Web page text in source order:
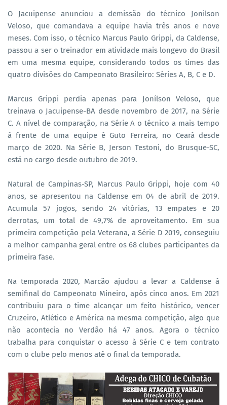
O Jacuipense anunciou a demissão do técnico Jonilson
Veloso, que comandava a equipe havia três anos e nove
meses. Com isso, o técnico Marcus Paulo Grippi, da Caldense,
passou a ser o treinador em atividade mais longevo do Brasil
em uma mesma equipe, considerando todos os times das
quatro divisões do Campeonato Brasileiro: Séries A, B, C e D.
Marcus Grippi perdia apenas para Jonílson Veloso, que
treinava o Jacuipense-BA desde novembro de 2017, na Série
C. A nível de comparação, na Série A o técnico a mais tempo
à frente de uma equipe é Guto Ferreira, no Ceará desde
março de 2020. Na Série B, Jerson Testoni, do Brusque-SC,
está no cargo desde outubro de 2019.
Natural de Campinas-SP, Marcus Paulo Grippi, hoje com 40
anos, se apresentou na Caldense em 04 de abril de 2019.
Acumula 57 jogos, sendo 24 vitórias, 13 empates e 20
derrotas, um total de 49,7% de aproveitamento. Em sua
primeira competição pela Veterana, a Série D 2019, conseguiu
a melhor campanha geral entre os 68 clubes participantes da
primeira fase.
Na temporada 2020, Marcão ajudou a levar a Caldense à
semifinal do Campeonato Mineiro, após cinco anos. Em 2021
contribuiu para o time alcançar um feito histórico, vencer
Cruzeiro, Atlético e América na mesma competição, algo que
não acontecia no Verdão há 47 anos. Agora o técnico
trabalha para conquistar o acesso à Série C e tem contrato
com o clube pelo menos até o final da temporada.